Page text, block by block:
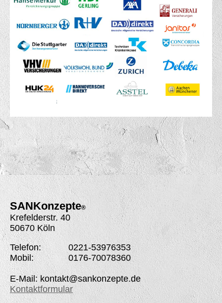
SANKonzepte®
Krefelderstr. 40
50670 Köln
Telefon: 0221-53976353
Mobil: 0176-70078360
E-Mail: kontakt@sankonzepte.de
Kontaktformular